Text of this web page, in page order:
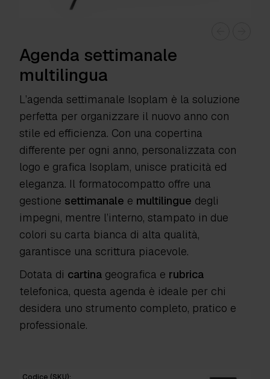
Agenda settimanale
multilingua
L’agenda settimanale Isoplam è la soluzione
perfetta per organizzare il nuovo anno con
stile ed efficienza. Con una copertina
differente per ogni anno, personalizzata con
logo e grafica Isoplam, unisce praticità ed
eleganza. Il formatocompatto offre una
gestione settimanale e multilingue degli
impegni, mentre l’interno, stampato in due
colori su carta bianca di alta qualità,
garantisce una scrittura piacevole.
Dotata di cartina geografica e rubrica
telefonica, questa agenda è ideale per chi
desidera uno strumento completo, pratico e
professionale.
Codice (SKU):